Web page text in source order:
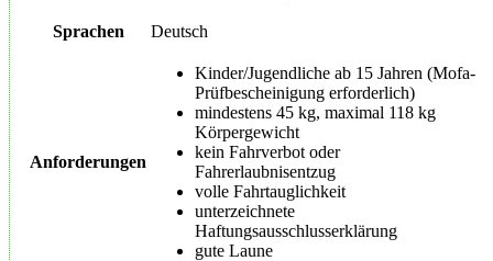
Sprachen Deutsch
Anforderungen
Kinder/Jugendliche ab 15 Jahren (Mofa-
Prüfbescheinigung erforderlich)
mindestens 45 kg, maximal 118 kg
Körpergewicht
kein Fahrverbot oder
Fahrerlaubnisentzug
volle Fahrtauglichkeit
unterzeichnete
Haftungsausschlusserklärung
gute Laune